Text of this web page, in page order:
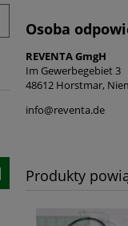
Osoba
REVENTA GmgH
Im Gewerbegebiet 3
48612 Horstmar,
info@reventa.de
Produkty